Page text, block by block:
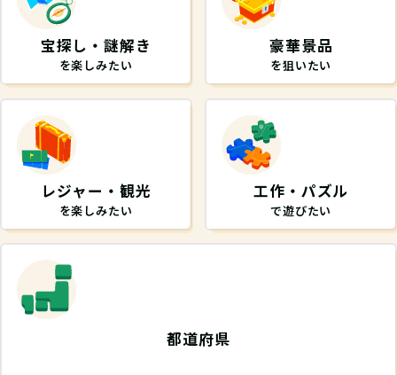
宝探し・謎解き
を楽しみたい
豪華景品
を狙いたい
レジャー・観光
を楽しみたい
工作・パズル
で遊びたい
都道府県